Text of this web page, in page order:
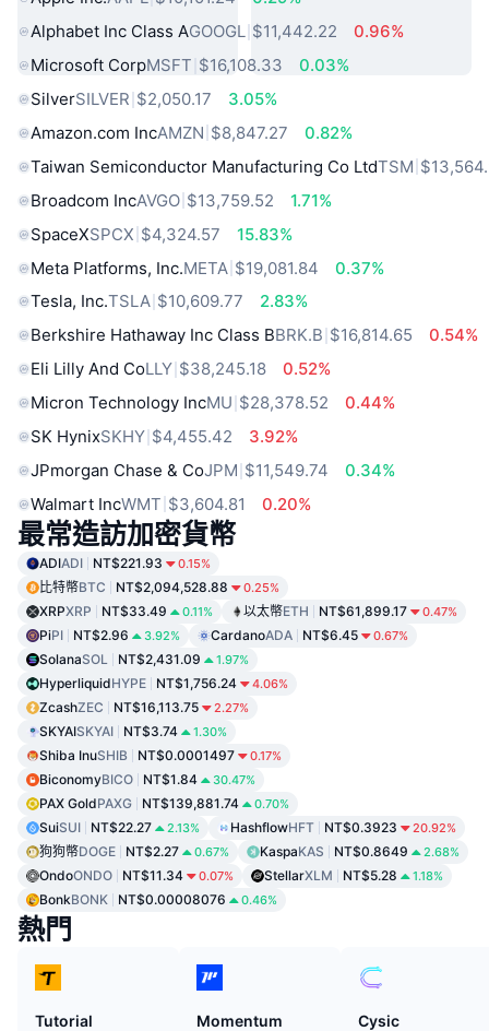
Alphabet Inc Class AGOOGL $11,442.22
0.96%
Microsoft CorpMSFT $16,108.33
0.03%
SilverSILVER $2,050.17
3.05%
Amazon.com IncAMZN $8,847.27
0.82%
Taiwan Semiconductor Manufacturing Co LtdTSM
Broadcom IncAVGO $13,759.52
1.71%
SpaceXSPCX $4,324.57
15.83%
Meta Platforms, Inc.META $19,081.84
0.37%
Tesla, Inc.TSLA $10,609.77
2.83%
Berkshire Hathaway Inc Class BBRK.B $16,814.65
0.54%
Eli Lilly And CoLLY $38,245.18
0.52%
Micron Technology IncMU $28,378.52
0.44%
SK HynixSKHY $4,455.42
3.92%
JPmorgan Chase & CoJPM $11,549.74
0.34%
Walmart IncWMT $3,604.81 0.20%
最常造訪加密貨幣
ADIADI NT$221.93 0.15%
比特幣BTC NT$2,094,528.88 0.25%
XRPXRP NT$33.49 0.11% 以太幣ETH NT$61,899.17 0.47%
PiPI NT$2.96 3.92% CardanoADA NT$6.45 0.67%
SolanaSOL NT$2,431.09 1.97%
HyperliquidHYPE NT$1,756.24 4.06%
ZcashZEC NT$16,113.75 2.27%
SKYAISKYAI NT$3.74 1.30%
Shiba InuSHIB NT$0.0001497 0.17%
BiconomyBICO NT$1.84 30.47%
PAX GoldPAXG NT$139,881.74 0.70%
SuiSUI NT$22.27 2.13% HashflowHFT NT$0.3923 20.92%
狗狗幣DOGE NT$2.27 0.67% KaspaKAS NT$0.8649 2.68%
OndoONDO NT$11.34 0.07% StellarXLM NT$5.28 1.18%
BonkBONK NT$0.00008076 0.46%
熱門
Tutorial
Momentum
Cysic